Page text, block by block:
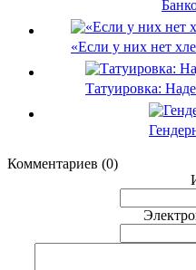
«Если у них нет
Татуировка:
Комментариев (0)